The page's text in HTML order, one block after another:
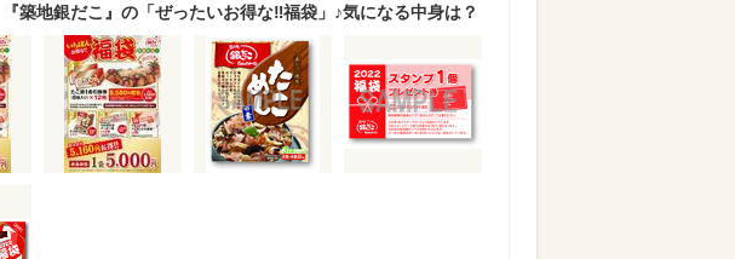
『築地銀だこ』の「ぜったいお得な‼福袋」♪気になる中身は？